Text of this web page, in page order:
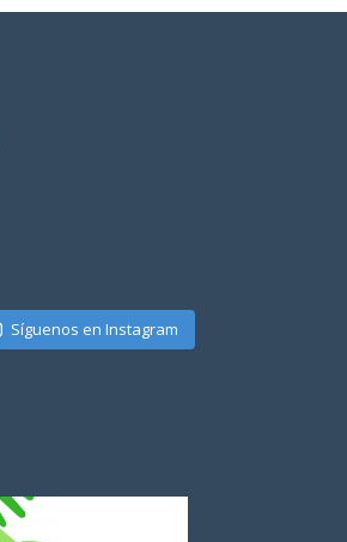
Síguenos en Instagram